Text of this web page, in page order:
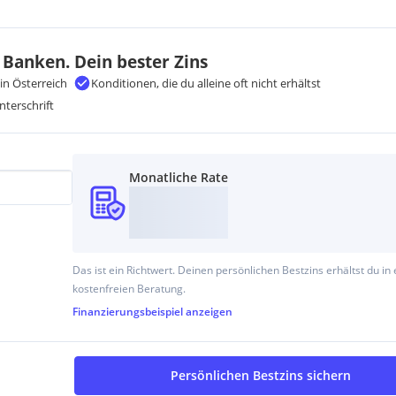
Dein bester Zins
Österreich
Konditionen, die du alleine oft nicht erhältst
Monatliche Rate
Das ist ein Richtwert. Deinen persönlichen Bestzins erhältst du in
kostenfreien Beratung.
Finanzierungsbeispielanzeigen
Persönlichen Bestzins sichern